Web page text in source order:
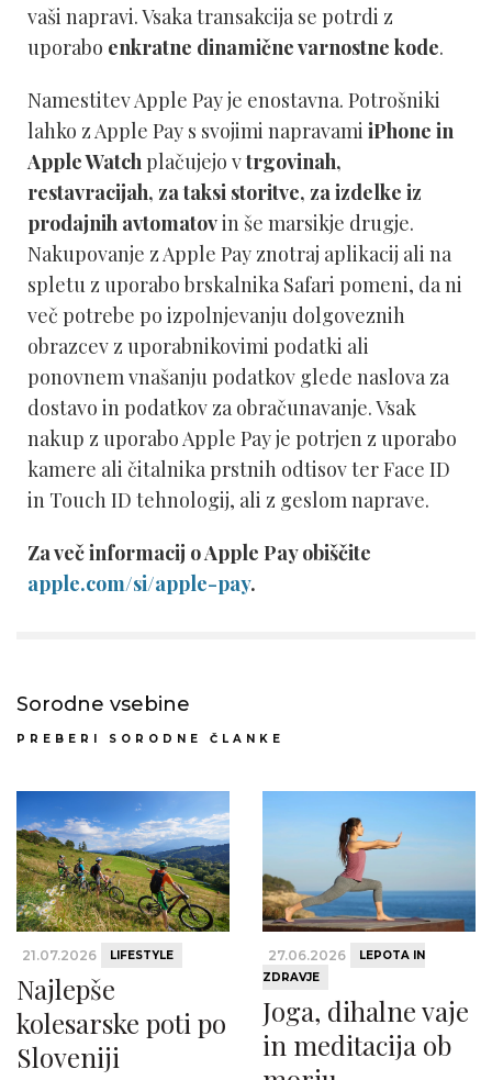
vaši napravi. Vsaka transakcija se potrdi z
uporabo enkratne dinamične varnostne kode.
Namestitev Apple Pay je enostavna. Potrošniki
lahko z Apple Pay s svojimi napravami iPhone in
Apple Watchplačujejo vtrgovinah,
restavracijah, za taksi storitve, za izdelke iz
prodajnih avtomatovin še marsikje drugje.
Nakupovanje z Apple Pay znotraj aplikacij ali na
spletu z uporabo brskalnika Safari pomeni, da ni
več potrebe po izpolnjevanju dolgoveznih
obrazcev z uporabnikovimi podatki ali
ponovnem vnašanju podatkov glede naslova za
dostavo in podatkov za obračunavanje. Vsak
nakup z uporabo Apple Pay je potrjen z uporabo
kamere ali čitalnika prstnih odtisov ter Face ID
in Touch ID tehnologij, ali z geslom naprave.
Za več informacij o Apple Pay obiščite
apple.com/si/apple-pay.
Sorodne vsebine
PREBERI SORODNE ČLANKE
21.07.2026 LIFESTYLE
Najlepše
kolesarske poti po
Sloveniji
27.06.2026
LEPOTA IN
ZDRAVJE
Joga, dihalne vaje
in meditacija ob